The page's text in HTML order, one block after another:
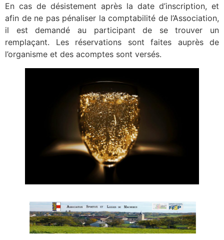
En cas de désistement après la date d’inscription, et
afin de ne pas pénaliser la comptabilité de l’Association,
il est demandé au participant de se trouver un
remplaçant. Les réservations sont faites auprès de
l’organisme et des acomptes sont versés.